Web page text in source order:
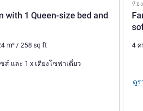
with 1 Queen-size bed and
m²/258 sq ft
1 x เตียงควีนไซส์ และ 1 x เตียงโซฟาเดี่ยว
ห้อ
4
ดูร